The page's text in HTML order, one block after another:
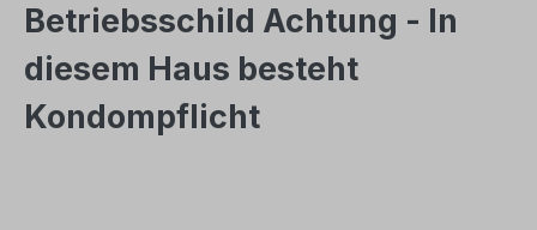
Betriebsschild Achtung - In
diesem Haus besteht
Kondompflicht